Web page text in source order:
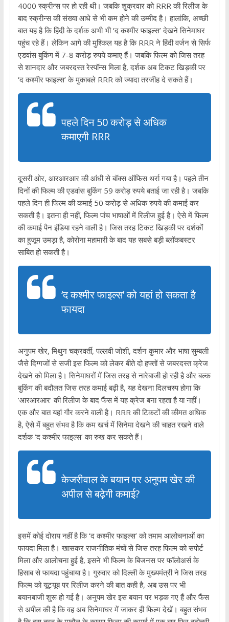
4000 स्‍क्रीन्‍स पर हो रही थी। जबकि शुक्रवार को RRR की रिलीज के
बाद स्‍क्रीन्‍स की संख्‍या आधे से भी कम होने की उम्‍मीद है। हालांकि, अच्‍छी
बात यह है कि हिंदी के दर्शक अभी भी ‘द कश्‍मीर फाइल्‍स’ देखने सिनेमाघर
पहुंच रहे हैं। लेकिन आगे की मुश्‍क‍िल यह है कि RRR ने हिंदी वर्जन से सिर्फ
एडवांस बुकिंग में 7-8 करोड़ रुपये कमाए हैं। जबकि फिल्‍म को जिस तरह
से शानदार और जबरदस्‍त रेस्‍पॉन्‍स मिला है, दर्शक अब टिकट ख‍िड़की पर
‘द कश्‍मीर फाइल्‍स’ के मुकाबले RRR को ज्‍यादा तरजीह दे सकते हैं।
पहले दिन 50 करोड़ से अध‍िक
कमाएगी RRR
दूसरी ओर, आरआरआर की आंधी से बॉक्‍स ऑफिस थर्रा गया है। पहले तीन
दिनों की फिल्‍म की एडवांस बुकिंग 59 करोड़ रुपये बताई जा रही है। जबकि
पहले दिन ही फिल्‍म की कमाई 50 करोड़ से अध‍िक रुपये की कमाई कर
सकती है। इतना ही नहीं, फिल्‍म पांच भाषाओं में रिलीज हुई है। ऐसे में फिल्‍म
की कमाई पैन इंडिया रहने वाली है। जिस तरह टिकट ख‍िड़की पर दर्शकों
का हुजूम उमड़ा है, कोरोना महामारी के बाद यह सबसे बड़ी ब्‍लॉकबस्‍टर
साबित हो सकती है।
‘द कश्‍मीर फाइल्‍स’ को यहां हो सकता है
फायदा
अनुपम खेर, मिथुन चक्रवर्ती, पल्‍लवी जोशी, दर्शन कुमार और भाषा सुम्‍बली
जैसे दिग्‍गजों से सजी इस फिल्‍म को लेकर बीते दो हफ्तों से जबरदस्‍त क्रेज
देखने को मिला है। सिनेमाघरों में जिस तरह से नारेबाजी हो रही है और बल्‍क
बुकिंग की बदौलत जिस तरह कमाई बढ़ी है, यह देखना दिलचस्‍प होगा कि
‘आरआरआर’ की रिलीज के बाद फैंस में यह क्रेज बना रहता है या नहीं।
एक और बात यहां गौर करने वाली है। RRR की टिकटों की कीमत अध‍िक
है, ऐसे में बहुत संभव है कि कम खर्च में सिनेमा देखने की चाहत रखने वाले
दर्शक ‘द कश्‍मीर फाइल्‍स’ का रुख कर सकते हैं।
केजरीवाल के बयान पर अनुपम खेर की
अपील से बढ़ेगी कमाई?
इसमें कोई दोराय नहीं है कि ‘द कश्‍मीर फाइल्‍स’ को तमाम आलोचनाओं का
फायदा मिला है। खासकर राजनीतिक मंचों से जिस तरह फिल्‍म को सपोर्ट
मिला और आलोचना हुई है, इसने भी फिल्‍म के बिजनस पर फॉलोअर्स के
हिसाब से फायदा पहुंचाया है। गुरुवार को दिल्‍ली के मुख्‍यमंत्री ने जिस तरह
फिल्‍म को यूट्यूब पर रिलीज करने की बात कही है, अब उस पर भी
बयानबाजी शुरू हो गई है। अनुपम खेर इस बयान पर भड़क गए हैं और फैंस
से अपील की है कि वह अब सिनेमाघर में जाकर ही फिल्‍म देखें। बहुत संभव